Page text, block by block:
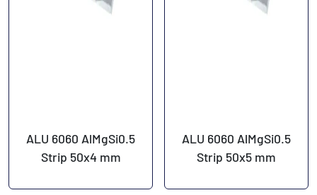
ALU 6060 AlMgSi0.5
Strip 50x4 mm
ALU 6060 AlMgSi0.5
Strip 50x5 mm